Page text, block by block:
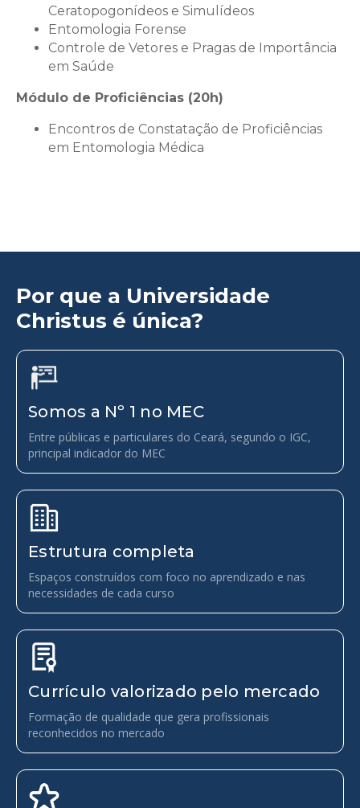
Ceratopogonídeos e Simulídeos
Entomologia Forense
Controle de Vetores e Pragas de Importância
em Saúde
Módulo de Proficiências (20h)
Encontros de Constatação de Proficiências
em Entomologia Médica
Por que a Universidade
Christus é única?
Somos a Nº 1 no MEC
Entre públicas e particulares do Ceará, segundo o IGC,
principal indicador do MEC
Estrutura completa
Espaços construídos com foco no aprendizado e nas
necessidades de cada curso
Currículo valorizado pelo mercado
Formação de qualidade que gera profissionais
reconhecidos no mercado